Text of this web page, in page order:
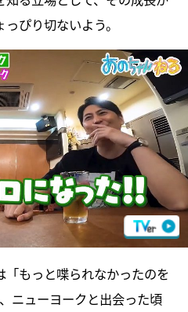
ぴり切ないよう。
もっと喋られなかったのを
ニューヨークと出会った頃